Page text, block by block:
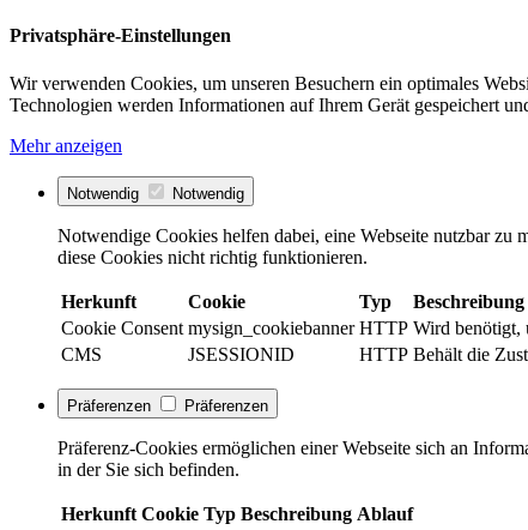
Privatsphäre-Einstellungen
Wir verwenden Cookies, um unseren Besuchern ein optimales
Technologien werden Informationen auf Ihrem Gerät gespeichert
Mehr anzeigen
Notwendig Notwendig
Notwendige Cookies helfen dabei, eine Webseite nutzbar
diese Cookies nicht richtig funktionieren.
Herkunft Cookie Typ Beschreibung
Cookie Consent mysign_cookiebanner HTTP Wird benötigt,
CMS
JSESSIONID HTTP Behält die
Präferenzen Präferenzen
Präferenz-Cookies ermöglichen einer Webseite sich an
in der Sie sich befinden.
Herkunft Cookie Typ Beschreibung Ablauf